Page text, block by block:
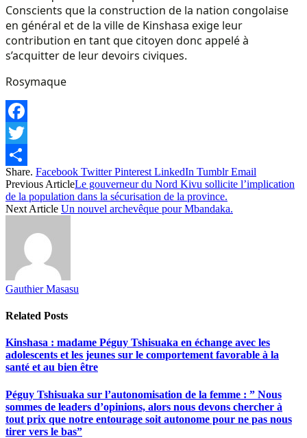
Conscients que la construction de la nation congolaise
en général et de la ville de Kinshasa exige leur
contribution en tant que citoyen donc appelé à
s’acquitter de leur devoirs civiques.
Rosymaque
Facebook
Twitter
Share
Share. Facebook Twitter Pinterest LinkedIn Tumblr Email
Previous ArticleLe gouverneur du Nord Kivu sollicite l’implication
de la population dans la sécurisation de la province.
Next Article Un nouvel archevêque pour Mbandaka.
Gauthier Masasu
Related Posts
Kinshasa : madame Péguy Tshisuaka en échange avec les
adolescents et les jeunes sur le comportement favorable à la
santé et au bien être
Péguy Tshisuaka sur l’autonomisation de la femme : ” Nous
sommes de leaders d’opinions, alors nous devons chercher à
tout prix que notre entourage soit autonome pour ne pas nous
tirer vers le bas”